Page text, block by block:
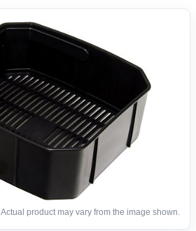
Actual product may vary from the image shown.